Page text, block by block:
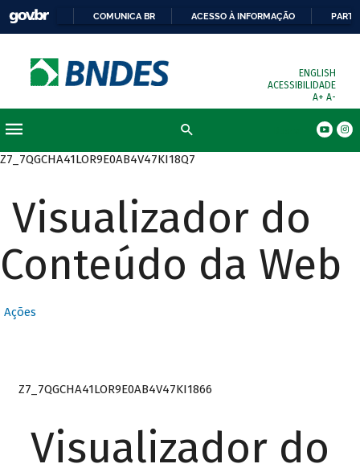
COMUNICA BR ACESSO À INFORMAÇÃO
ENGLISH
ACESSIBILIDADE
A+ A-
Z7_7QGCHA41LOR9E0AB4V47KI18Q7
Visualizador do
Conteúdo da Web
Ações
Z7_7QGCHA41LOR9E0AB4V47KI1866
Visualizador do